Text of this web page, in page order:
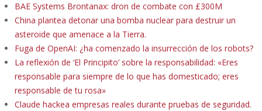
BAE Systems Brontanax: dron de combate con £300M
China plantea detonar una bomba nuclear para destruir un
asteroide que amenace a la Tierra.
Fuga de OpenAI: ¿ha comenzado la insurrección de los robots?
La reflexión de ‘El Principito’ sobre la responsabilidad: «Eres
responsable para siempre de lo que has domesticado; eres
responsable de tu rosa»
Claude hackea empresas reales durante pruebas de seguridad.